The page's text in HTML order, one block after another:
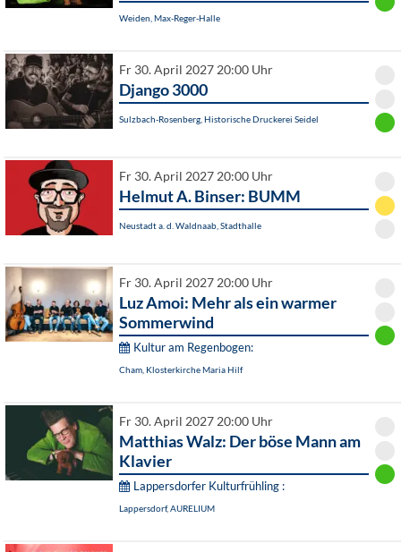
Weiden, Max-Reger-Halle
Fr 30. April 2027 20:00 Uhr
Django 3000
Sulzbach-Rosenberg, Historische Druckerei Seidel
Fr 30. April 2027 20:00 Uhr
Helmut A. Binser: BUMM
Neustadt a. d. Waldnaab, Stadthalle
Fr 30. April 2027 20:00 Uhr
Luz Amoi: Mehr als ein warmer
Sommerwind
Kultur am Regenbogen:
Cham, Klosterkirche Maria Hilf
Fr 30. April 2027 20:00 Uhr
Matthias Walz: Der böse Mann am
Klavier
Lappersdorfer Kulturfrühling :
Lappersdorf, AURELIUM